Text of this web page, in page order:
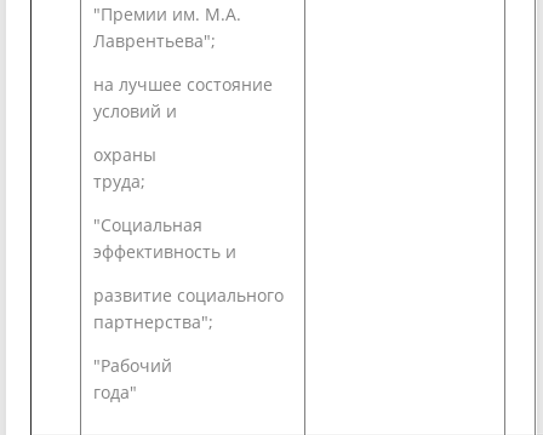
"Премии им. М.А.
Лаврентьева";
на лучшее состояние
условий и
охраны
труда;
"Социальная
эффективность и
развитие социального
партнерства";
"Рабочий
года"